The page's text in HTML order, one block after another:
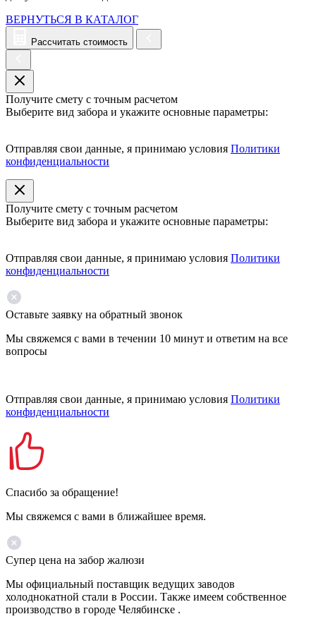
ВЕРНУТЬСЯ В КАТАЛОГ
Рассчитать стоимость
Получите смету с точным расчетом
Выберите вид забора и укажите основные параметры:
Отправляя свои данные, я принимаю условия Политики
конфиденциальности
Получите смету с точным расчетом
Выберите вид забора и укажите основные параметры:
Отправляя свои данные, я принимаю условия Политики
конфиденциальности
Оставьте заявку на обратный звонок
Мы свяжемся с вами в течении 10 минут и ответим на все
вопросы
Отправляя свои данные, я принимаю условия Политики
конфиденциальности
Спасибо за обращение!
Мы свяжемся с вами в ближайшее время.
Супер цена на забор жалюзи
Мы официальный поставщик ведущих заводов
холоднокатной стали в России. Также имеем собственное
производство в городе Челябинске .